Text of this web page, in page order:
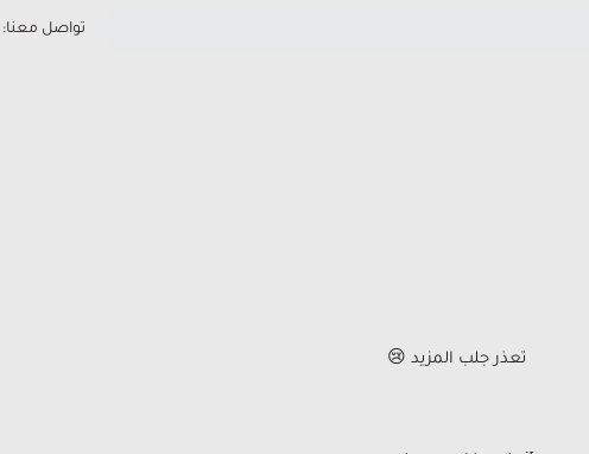
تواصل معنا:
تعذر جلب المزيد 😢